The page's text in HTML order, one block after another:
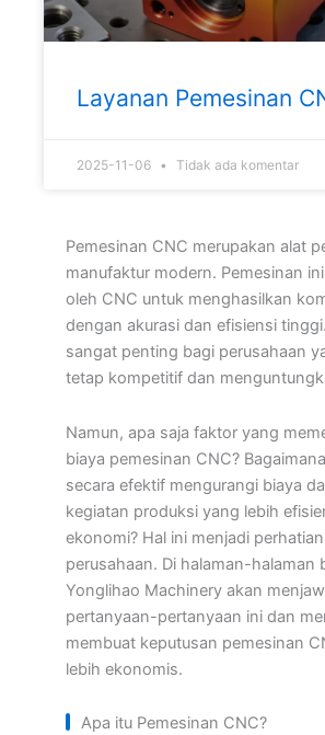
Layanan Pemesinan
2025-11-06 Tidak ada komentar
Pemesinan CNC merupakan alat
manufaktur modern. Pemesinan
oleh CNC untuk menghasilkan
dengan akurasi dan efisiensi
sangat penting bagi perusahaan
tetap kompetitif dan
Namun, apa saja faktor yang
biaya pemesinan CNC?
secara efektif mengurangi biaya
kegiatan produksi yang lebih
ekonomi? Hal ini menjadi
perusahaan. Di halaman-halaman
Yonglihao Machinery akan
pertanyaan-pertanyaan ini dan
membuat keputusan pemesinan
lebih ekonomis.
Apa itu Pemesinan CNC?